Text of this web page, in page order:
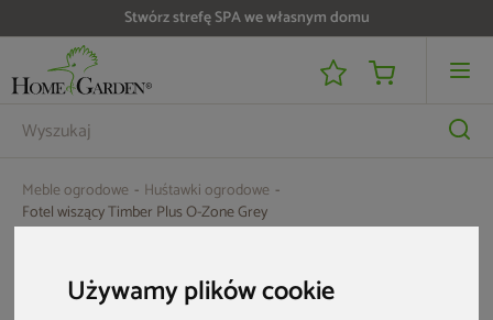
Używamy plików cookie
Stwórz strefę SPA we własnym domu
Meble ogrodowe
Huśtawki ogrodowe
Fotel wiszący Timber Plus O-Zone Grey